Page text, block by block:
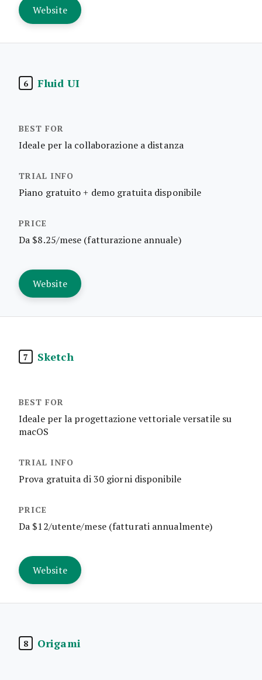
Website
6 Fluid UI
Ideale per la collaborazione a distanza
Piano gratuito + demo gratuita disponibile
Da $8.25/mese (fatturazione annuale)
Website
7 Sketch
Ideale per la progettazione vettoriale versatile su
macOS
Prova gratuita di 30 giorni disponibile
Da $12/utente/mese (fatturati annualmente)
Website
8 Origami